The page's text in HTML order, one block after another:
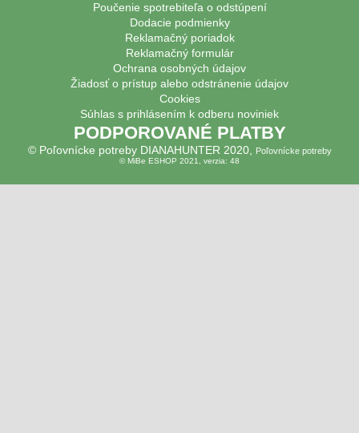
Poučenie spotrebiteľa o odstúpení
Dodacie podmienky
Reklamačný poriadok
Reklamačný formulár
Ochrana osobných údajov
Žiadosť o prístup alebo odstránenie údajov
Cookies
Súhlas s prihlásením k odberu noviniek
PODPOROVANÉ PLATBY
© Poľovnícke potreby DIANAHUNTER 2020, Poľovnícke potreby
© MiBe ESHOP 2021, verzia: 48